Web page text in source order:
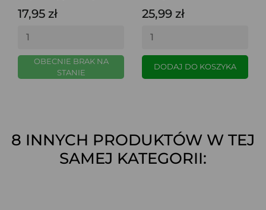
17,95 zł
OBECNIE BRAK NA
STANIE
25,99 zł
DODAJ DO KOSZYKA
8 INNYCH PRODUKTÓW W TEJ
SAMEJ KATEGORII: